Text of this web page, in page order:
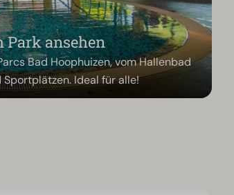
ansehen
Bad Hoophuizen, vom Hallenbad
Ideal für alle!